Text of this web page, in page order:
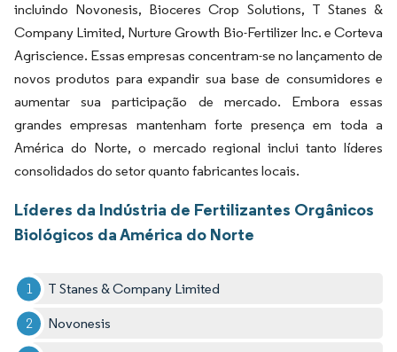
incluindo Novonesis, Bioceres Crop Solutions, T Stanes &
Company Limited, Nurture Growth Bio-Fertilizer Inc. e Corteva
Agriscience. Essas empresas concentram-se no lançamento de
novos produtos para expandir sua base de consumidores e
aumentar sua participação de mercado. Embora essas
grandes empresas mantenham forte presença em toda a
América do Norte, o mercado regional inclui tanto líderes
consolidados do setor quanto fabricantes locais.
Líderes da Indústria de Fertilizantes Orgânicos
Biológicos da América do Norte
T Stanes & Company Limited
Novonesis